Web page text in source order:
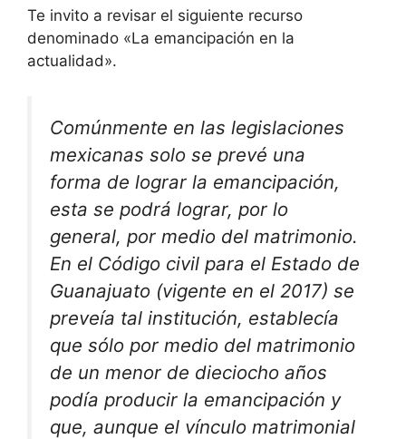
Te invito a revisar el siguiente recurso
denominado «La emancipación en la
actualidad».
Comúnmente en las legislaciones
mexicanas solo se prevé una
forma de lograr la emancipación,
esta se podrá lograr, por lo
general, por medio del matrimonio.
En el Código civil para el Estado de
Guanajuato (vigente en el 2017) se
preveía tal institución, establecía
que sólo por medio del matrimonio
de un menor de dieciocho años
podía producir la emancipación y
que, aunque el vínculo matrimonial